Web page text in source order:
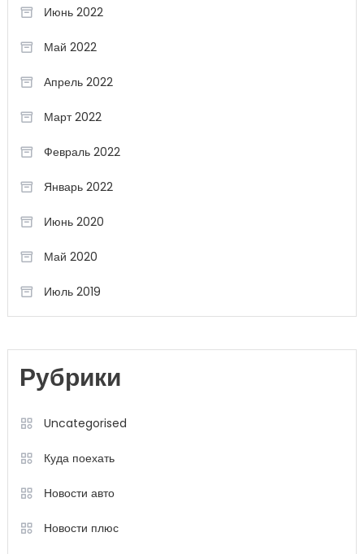
Июнь 2022
Май 2022
Апрель 2022
Март 2022
Февраль 2022
Январь 2022
Июнь 2020
Май 2020
Июль 2019
Рубрики
Uncategorised
Куда поехать
Новости авто
Новости плюс